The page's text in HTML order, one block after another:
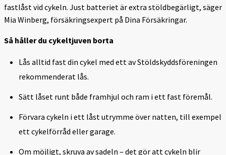
fastlåst vid cykeln. Just batteriet är extra stöldbegärligt, säger
Mia Winberg, försäkringsexpert på Dina Försäkringar.
Så håller du cykeltjuven borta
Lås alltid fast din cykel med ett av Stöldskyddsföreningen
rekommenderat lås.
Sätt låset runt både framhjul och ram i ett fast föremål.
Förvara cykeln i ett låst utrymme över natten, till exempel
ett cykelförråd eller garage.
Om möjligt, skruva av sadeln – det gör att cykeln blir